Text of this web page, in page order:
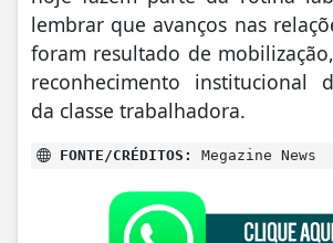
lembrar que avanços nas
foram resultado de
reconhecimento institucional
da classe trabalhadora.
FONTE/CRÉDITOS: Megazine News